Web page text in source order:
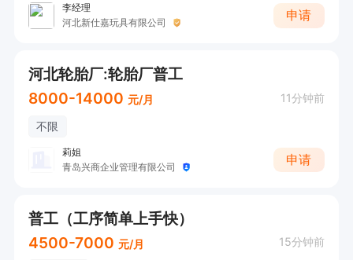
李经理
河北新仕嘉玩具有限公司
申请
河北轮胎厂:轮胎厂普工
8000-14000 元/月 11分钟前
不限
莉姐
青岛兴商企业管理有限公司
申请
普工（工序简单上手快）
4500-7000 元/月 15分钟前